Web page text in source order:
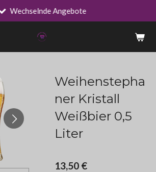
Wechselnde Angebote
Weihenstepha
ner Kristall
Weißbier 0,5
Liter
13,50 €